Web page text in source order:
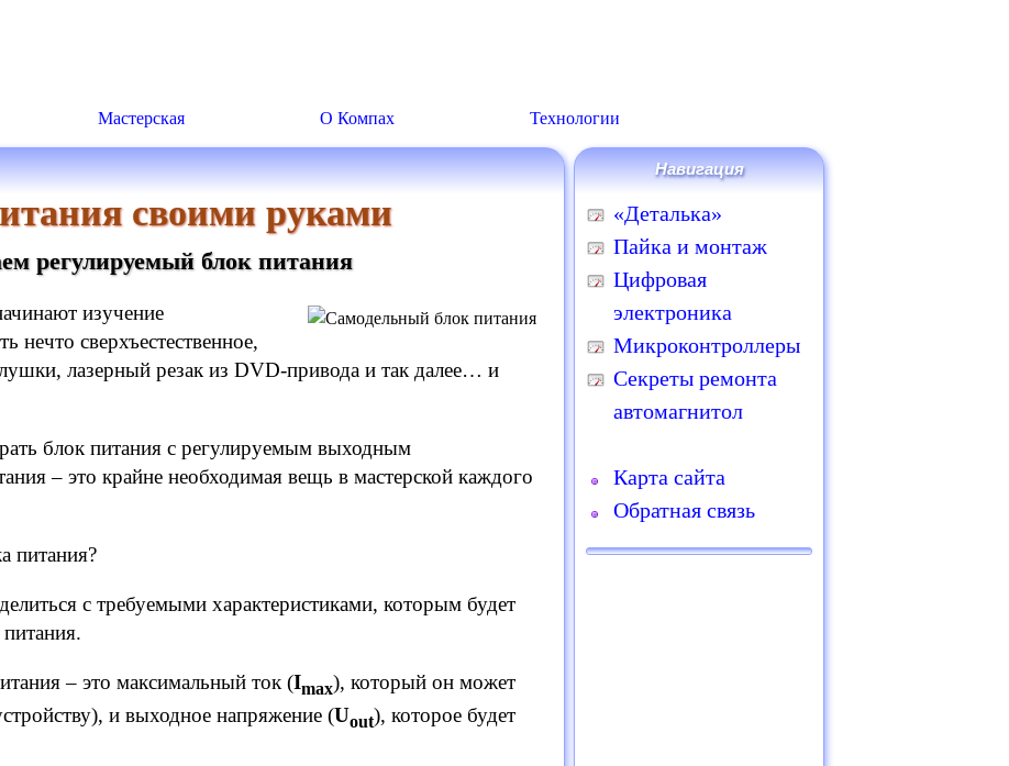
Мастерская О Компах Технологии
своими руками
регулируемый блок питания
изучение
нечто сверхъестественное,
лазерный резак из DVD-привода и так далее… и
блок питания с регулируемым выходным
– это крайне необходимая вещь в мастерской каждого
питания?
с требуемыми характеристиками, которым будет
– это максимальный ток (Imax), который он может
и выходное напряжение (Uout), которое будет
Навигация
«Деталька»
Пайка и монтаж
Цифровая
электроника
Микроконтроллеры
Секреты ремонта
автомагнитол
Карта сайта
Обратная связь